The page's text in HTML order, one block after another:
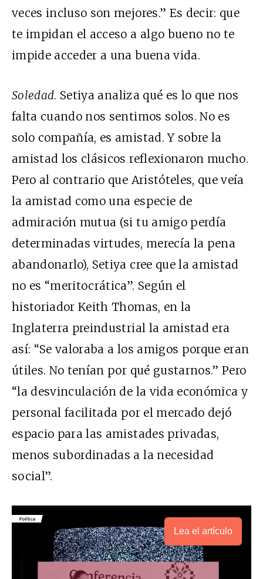
veces incluso son mejores.” Es decir: que
te impidan el acceso a algo bueno no te
impide acceder a una buena vida.
Soledad. Setiya analiza qué es lo que nos
falta cuando nos sentimos solos. No es
solo compañía, es amistad. Y sobre la
amistad los clásicos reflexionaron mucho.
Pero al contrario que Aristóteles, que veía
la amistad como una especie de
admiración mutua (si tu amigo perdía
determinadas virtudes, merecía la pena
abandonarlo), Setiya cree que la amistad
no es “meritocrática”. Según el
historiador Keith Thomas, en la
Inglaterra preindustrial la amistad era
así: “Se valoraba a los amigos porque eran
útiles. No tenían por qué gustarnos.” Pero
“la desvinculación de la vida económica y
personal facilitada por el mercado dejó
espacio para las amistades privadas,
menos subordinadas a la necesidad
social”.
Lea el artículo